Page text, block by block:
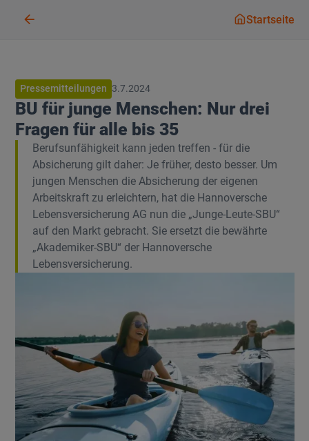
Startseite
Pressemitteilungen 3.7.2024
BU für junge Menschen: Nur drei
Fragen für alle bis 35
Berufsunfähigkeit kann jeden treffen - für die
Absicherung gilt daher: Je früher, desto besser. Um
jungen Menschen die Absicherung der eigenen
Arbeitskraft zu erleichtern, hat die Hannoversche
Lebensversicherung AG nun die „Junge-Leute-SBU“
auf den Markt gebracht. Sie ersetzt die bewährte
„Akademiker-SBU“ der Hannoversche
Lebensversicherung.